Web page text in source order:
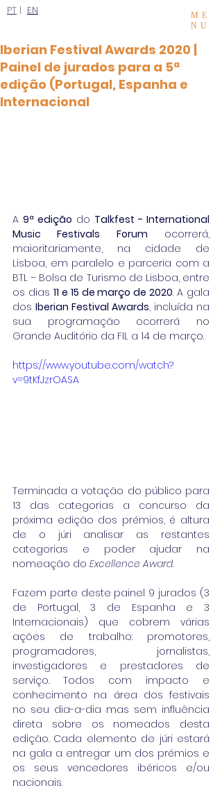
PT | EN
ME
NU
Iberian Festival Awards 2020 |
Painel de jurados para a 5ª
edição (Portugal, Espanha e
Internacional
A 9ª edição do Talkfest - International
Music Festivals Forum ocorrerá,
maioritariamente, na cidade de
Lisboa, em paralelo e parceria com a
BTL – Bolsa de Turismo de Lisboa, entre
os dias 11 e 15 de março de 2020. A gala
dos Iberian Festival Awards, incluída na
sua programação ocorrerá no
Grande Auditório da FIL a 14 de março.
https://www.youtube.com/watch?
v=9tKfJzrOASA
Terminada a votação do público para
13 das categorias a concurso da
próxima edição dos prémios, é altura
de o júri analisar as restantes
categorias e poder ajudar na
nomeação do Excellence Award.
Fazem parte deste painel 9 jurados (3
de Portugal, 3 de Espanha e 3
Internacionais) que cobrem várias
ações de trabalho: promotores,
programadores, jornalistas,
investigadores e prestadores de
serviço. Todos com impacto e
conhecimento na área dos festivais
no seu dia-a-dia mas sem influência
direta sobre os nomeados desta
edição. Cada elemento de júri estará
na gala a entregar um dos prémios e
os seus vencedores ibéricos e/ou
nacionais.